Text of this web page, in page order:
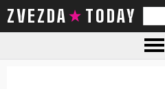
ZVEZDA TODAY